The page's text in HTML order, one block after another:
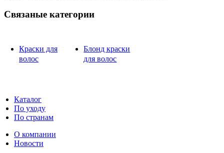
Связаные категории
Краски для
волос
Блонд краски
для волос
Каталог
По уходу
По странам
О компании
Новости